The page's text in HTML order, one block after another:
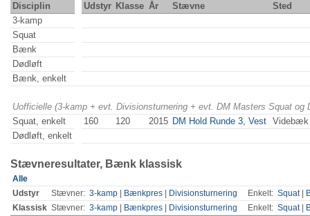
Disciplin Udstyr Klasse År Stævne
Sted
3-kamp
Squat
Bænk
Dødløft
Bænk, enkelt
Uofficielle (3-kamp + evt. Divisionsturnering + evt. DM Masters Squat
Squat, enkelt
160 120 2015 DM Hold Runde 3, Vest Videbæk
Dødløft, enkelt
Stævneresultater, Bænk klassisk
Alle
Udstyr
Stævner: 3-kamp Bænkpres Divisionsturnering Enkelt: Squat|
Klassisk Stævner: 3-kamp Bænkpres Divisionsturnering Enkelt: Squat|